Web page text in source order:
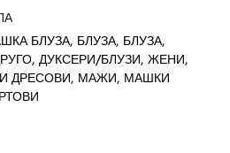
БЛУЗА, БЛУЗА, БЛУЗА,
, ДУКСЕРИ/БЛУЗИ, ЖЕНИ,
ДРЕСОВИ, МАЖИ, МАШКИ